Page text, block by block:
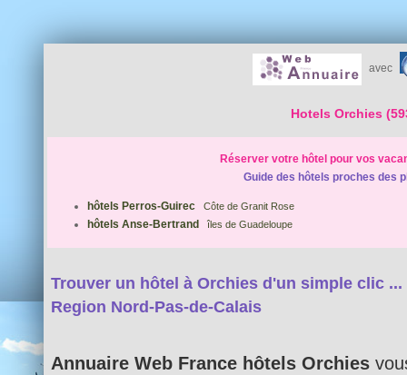
avec
Hotels Orchies
Réserver votre hôtel pour vos
Guide des hôtels proches des
hôtels Perros-Guirec Côte de Granit Rose
hôtels Anse-Bertrand îles de Guadeloupe
Trouver un hôtel à Orchies d'un simple clic ...
Region Nord-Pas-de-Calais
Annuaire Web France hôtels Orchies